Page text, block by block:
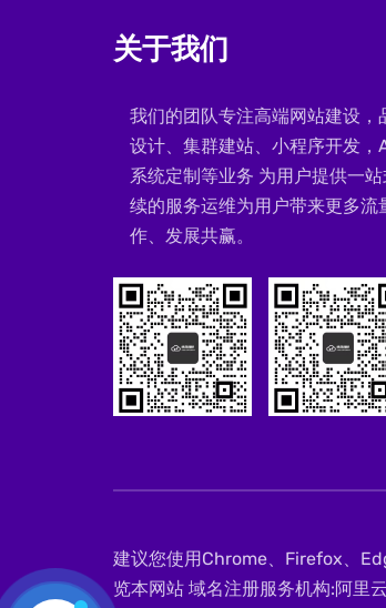
关于我们
我们的团队专注高端网站建设，
设计、集群建站、小程序开发，
系统定制等业务 为用户提供一
续的服务运维为用户带来更多流
作、发展共赢。
建议您使用Chrome、Firefox、
览本网站 域名注册服务机构:阿里